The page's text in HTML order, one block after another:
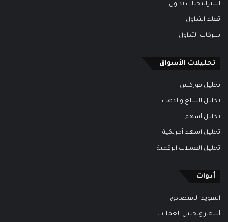
استراتيجيات تداول
تعلم التداول
شركات التداول
تحليلات الأسواق
تحليل فوركس
تحليل السلع والذهب
تحليل أسهم
تحليل اسهم أمريكية
تحليل العملات الرقمية
أدوات
التقويم الاقتصادي
أسعار وتحليل العملات